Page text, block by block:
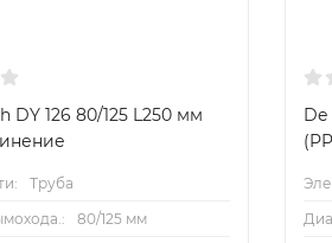
DY 126 80/125 L250 мм
Труба
80/125 мм
De